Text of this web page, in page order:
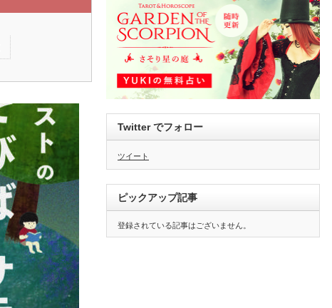
Twitter でフォロー
ツイート
ピックアップ記事
登録されている記事はございません。